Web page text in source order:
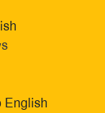
English